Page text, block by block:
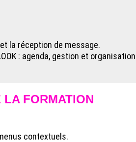
la réception de message.
: agenda, gestion et
FORMATION
contextuels.